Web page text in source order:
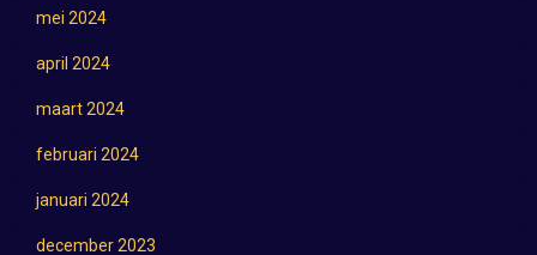
mei 2024
april 2024
maart 2024
februari 2024
januari 2024
december 2023